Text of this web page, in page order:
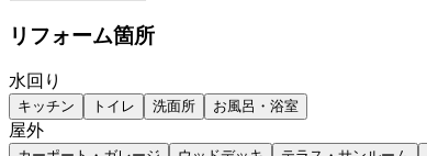
リフォーム箇所
水回り
キッチン トイレ 洗面所 お風呂・浴室
屋外